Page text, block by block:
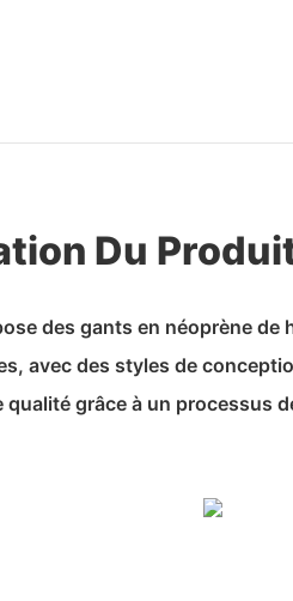
Du
des gants en néoprène
avec des styles de
qualité grâce à un processus